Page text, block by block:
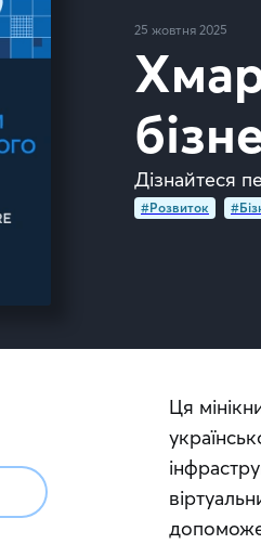
25 жовтня 2025
Дізнайтеся
#Розвиток
Ця